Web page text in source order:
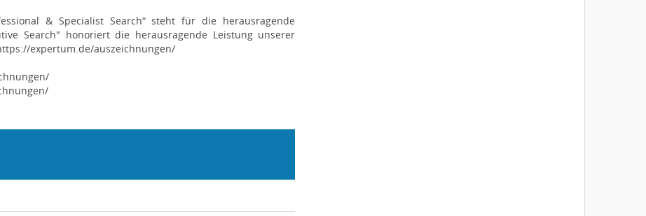
& Specialist Search“ steht für die herausragende
Search" honoriert die herausragende Leistung unserer
expertum.de/auszeichnungen/